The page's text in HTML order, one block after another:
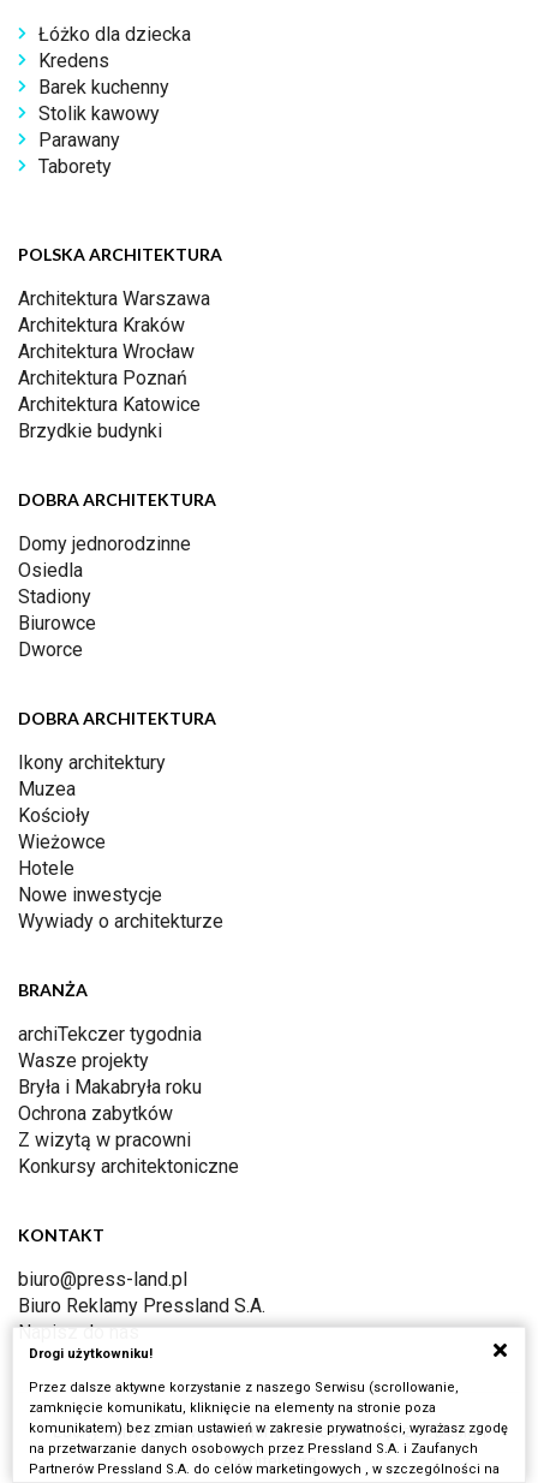
Łóżko dla dziecka
Kredens
Barek kuchenny
Stolik kawowy
Parawany
Taborety
POLSKA ARCHITEKTURA
Architektura Warszawa
Architektura Kraków
Architektura Wrocław
Architektura Poznań
Architektura Katowice
Brzydkie budynki
DOBRA ARCHITEKTURA
Domy jednorodzinne
Osiedla
Stadiony
Biurowce
Dworce
DOBRA ARCHITEKTURA
Ikony architektury
Muzea
Kościoły
Wieżowce
Hotele
Nowe inwestycje
Wywiady o architekturze
BRANŻA
archiTekczer tygodnia
Wasze projekty
Bryła i Makabryła roku
Ochrona zabytków
Z wizytą w pracowni
Konkursy architektoniczne
KONTAKT
biuro@press-land.pl
Biuro Reklamy Pressland S.A.
Napisz do nas
Ładny dom Budowa i remont Ogrody Wnętrza
Design
Architektura
Drogi użytkowniku!
Przez dalsze aktywne korzystanie z naszego Serwisu (scrollowanie,
zamknięcie komunikatu, kliknięcie na elementy na stronie poza
komunikatem) bez zmian ustawień w zakresie prywatności, wyrażasz zgodę
na przetwarzanie danych osobowych przez Pressland S.A. i Zaufanych
Partnerów Pressland S.A. do celów marketingowych , w szczególności na